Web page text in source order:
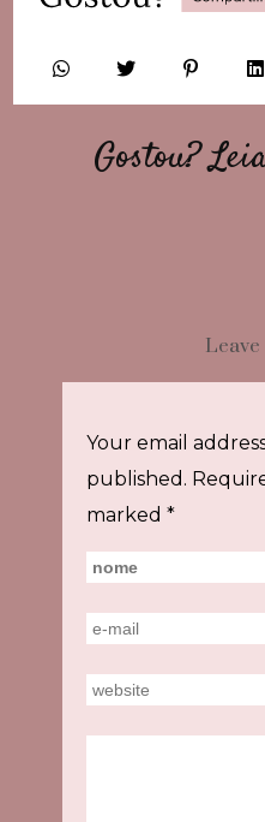
Gostou?
Leave
Your email
published.
marked *